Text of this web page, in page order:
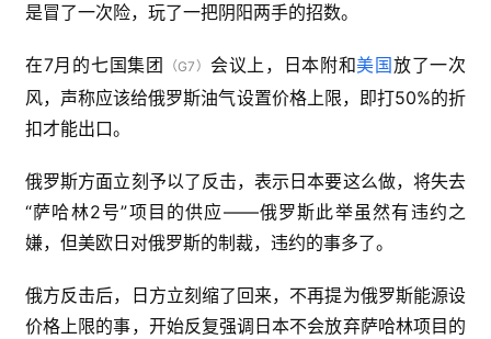
是冒了一次险，玩了一把阴阳两手的招数。
在7月的七国集团 （G7） 会议上，日本附和美国放了一次
风，声称应该给俄罗斯油气设置价格上限，即打50%的折
扣才能出口。
俄罗斯方面立刻予以了反击，表示日本要这么做，将失去
“萨哈林2号”项目的供应——俄罗斯此举虽然有违约之
嫌，但美欧日对俄罗斯的制裁，违约的事多了。
俄方反击后，日方立刻缩了回来，不再提为俄罗斯能源设
价格上限的事，开始反复强调日本不会放弃萨哈林项目的